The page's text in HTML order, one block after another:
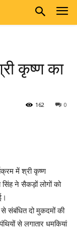
कृष्ण का
0
162
में श्री कृष्ण
सिंह ने सैकड़ों लोगों को
संबंधित दो मुकदमों की
से लगातार धमकियां